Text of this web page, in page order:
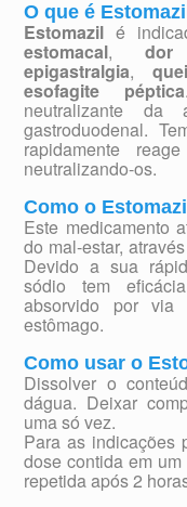
O que é
Estomazilé
estomacal, dor
epigastralgia,
esofagite péptica
neutralizante
gastroduodenal.
rapidamente
neutralizando-os.
Como o
Este medicamento
do mal-estar,
Devido a sua
sódio tem
absorvido por via
estômago.
Como usar o
Dissolver o
dágua. Deixar
uma só vez.
Para as indicações
dose contida em
repetida após 2